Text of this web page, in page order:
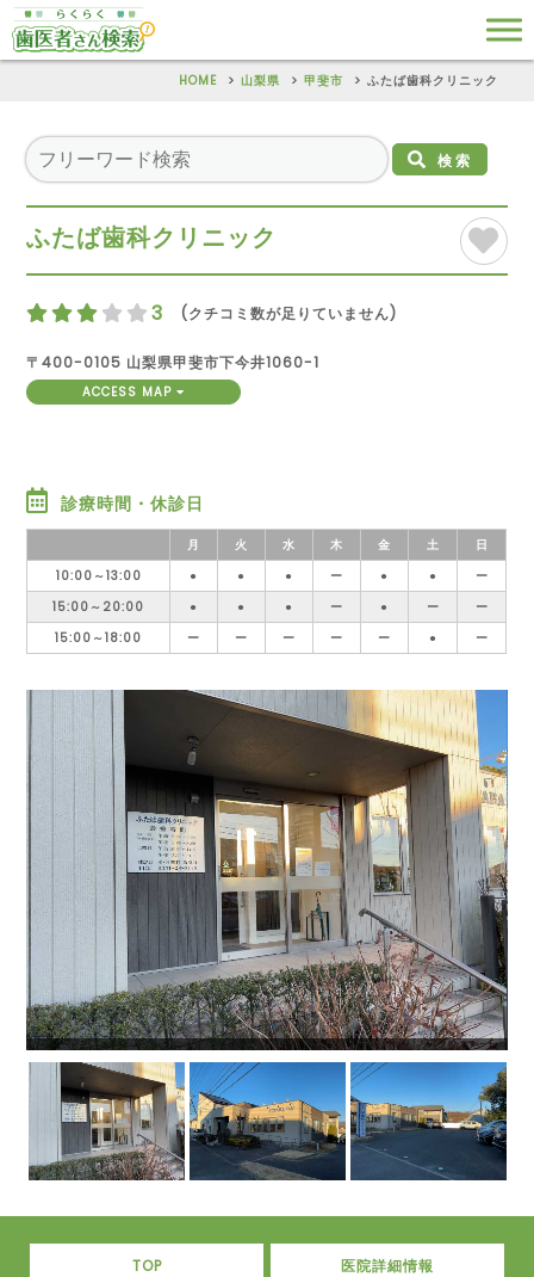
HOME 山梨県 甲斐市 ふたば歯科クリニック
検索
ふたば歯科クリニック
3 (クチコミ数が足りていません)
〒400-0105 山梨県甲斐市下今井1060-1
ACCESS MAP
診療時間・休診日
月 火 水 木 金 土
日
10:00～13:00
● ● ● ー ● ●
ー
15:00～20:00
● ● ● ー ● ー
ー
15:00～18:00
ー ー ー ー ー ● ー
TOP 医院詳細情報